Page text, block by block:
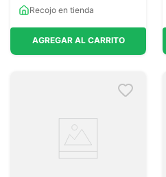
Recojo en tienda
AGREGAR AL CARRITO